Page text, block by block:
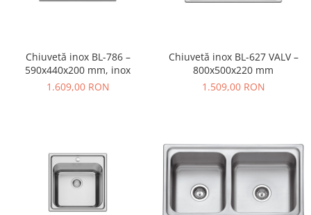
Chiuvetă inox BL-786 –
590x440x200 mm, inox
1.609,00 RON
Chiuvetă inox BL-627 VALV –
800x500x220 mm
1.509,00 RON